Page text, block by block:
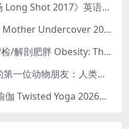
Netflix纪录片《意外在场 Long Shot 2017》英语中字 720P/NKV/1.06GB 美国谋杀误判案件
HULU纪录片《卧底妈妈 Mother Undercover 2023》全4集 英语中英双字 官方纯净版 1080P/MKV/7.6G 拯救孩子
BBC纪录片《肥胖症：尸检/解剖肥胖 Obesity: The Post Mortem 2016》英语中英双字 无水印纯净版 1080P/MKV/1.03G
Boreales纪录片《人类的第一位动物朋友：人类和狗的神奇故事 Man’s First Friend 2018》英语中英双字 1080P/MP4/1.8G 狗的神奇故事
AppleTV纪录片《变调瑜伽 Twisted Yoga 2026》全3集 英语中英双字 无水印纯净版 1080P/MKV/10G 瑜伽大师背后的真相